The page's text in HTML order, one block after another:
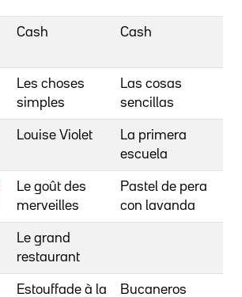
Cash Cash
Les choses
simples
Las cosas
sencillas
Louise Violet
La primera
escuela
Le goût des
merveilles
Pastel de pera
con lavanda
Le grand
restaurant
Estouffade à la
Bucaneros